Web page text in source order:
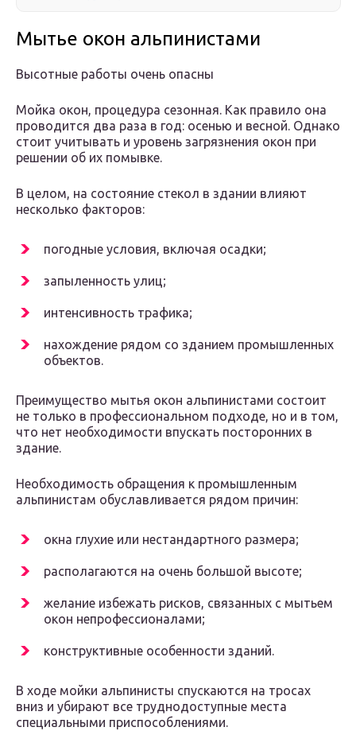
Мытье окон альпинистами
Высотные работы очень опасны
Мойка окон, процедура сезонная. Как правило она
проводится два раза в год: осенью и весной. Однако
стоит учитывать и уровень загрязнения окон при
решении об их помывке.
В целом, на состояние стекол в здании влияют
несколько факторов:
погодные условия, включая осадки;
запыленность улиц;
интенсивность трафика;
нахождение рядом со зданием промышленных
объектов.
Преимущество мытья окон альпинистами состоит
не только в профессиональном подходе, но и в том,
что нет необходимости впускать посторонних в
здание.
Необходимость обращения к промышленным
альпинистам обуславливается рядом причин:
окна глухие или нестандартного размера;
располагаются на очень большой высоте;
желание избежать рисков, связанных с мытьем
окон непрофессионалами;
конструктивные особенности зданий.
В ходе мойки альпинисты спускаются на тросах
вниз и убирают все труднодоступные места
специальными приспособлениями.